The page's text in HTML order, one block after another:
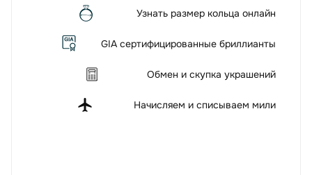
Узнать размер кольца онлайн
GIA сертифицированные бриллианты
Обмен и скупка украшений
Начисляем и списываем мили